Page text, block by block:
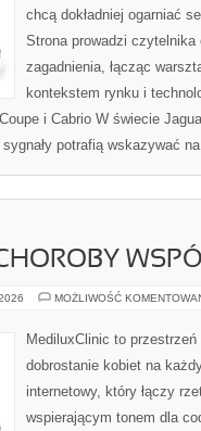
chcą dokładniej ogarniać
Strona prowadzi
zagadnienia, łącząc
kontekstem rynku i
i Cabrio W świecie
sygnały potrafią wskazywać
MOŻLIWOŚĆ
MediluxClinic to
dobrostanie kobiet na
internetowy, który łączy
wspierającym tonem dla